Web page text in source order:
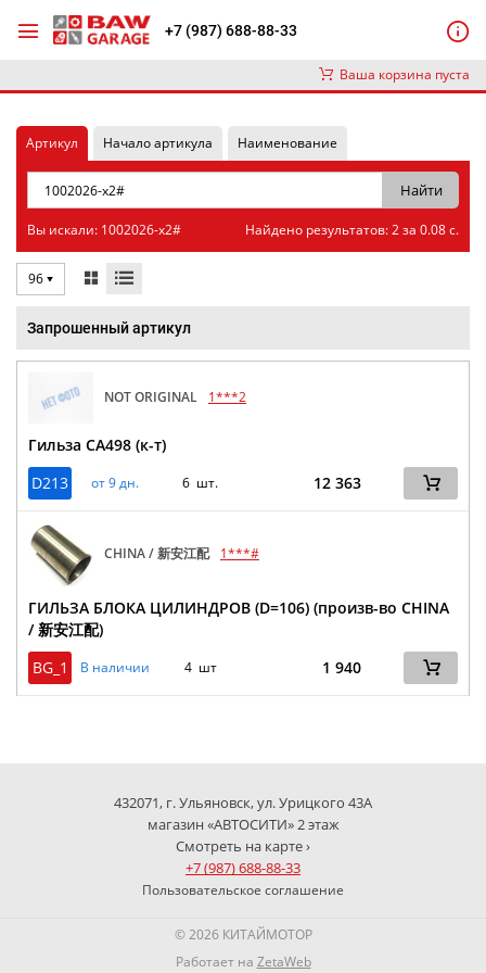
+7 (987) 688-88-33
Ваша корзина пуста
Артикул Начало артикула Наименование
Вы искали: 1002026-x2# Найдено результатов: 2 за 0.08 с.
96
Запрошенный артикул
NOT ORIGINAL 1***2
Гильза CA498 (к-т)
D213
от 9 дн. 6 шт. 12 363
CHINA / 新安江配 1***#
ГИЛЬЗА БЛОКА ЦИЛИНДРОВ (D=106) (произв-во CHINA
/ 新安江配)
BG_1
В наличии 4 шт 1 940
432071, г. Ульяновск, ул. Урицкого 43А
магазин «АВТОСИТИ» 2 этаж
Смотреть на карте ›
+7 (987) 688-88-33
Пользовательское соглашение
© 2026 КИТАЙМОТОР
Работает на ZetaWeb